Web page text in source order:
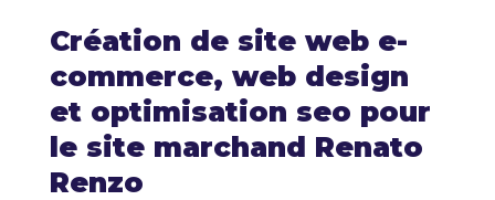
Création de site web e-
commerce, web design
et optimisation seo pour
le site marchand Renato
Renzo